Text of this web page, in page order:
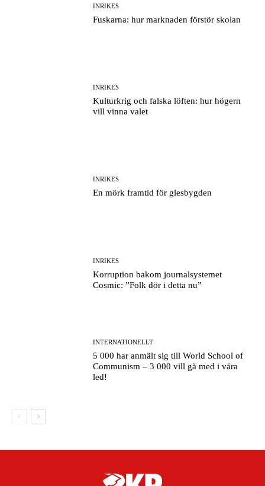
INRIKES
Fuskarna: hur marknaden förstör skolan
INRIKES
Kulturkrig och falska löften: hur högern
vill vinna valet
INRIKES
En mörk framtid för glesbygden
INRIKES
Korruption bakom journalsystemet
Cosmic: ”Folk dör i detta nu”
INTERNATIONELLT
5 000 har anmält sig till World School of
Communism – 3 000 vill gå med i våra
led!